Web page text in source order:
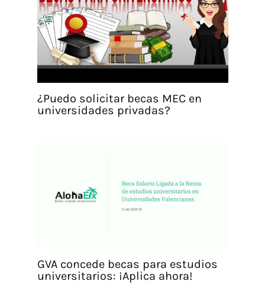
¿Puedo solicitar becas MEC en
universidades privadas?
GVA concede becas para estudios
universitarios: ¡Aplica ahora!